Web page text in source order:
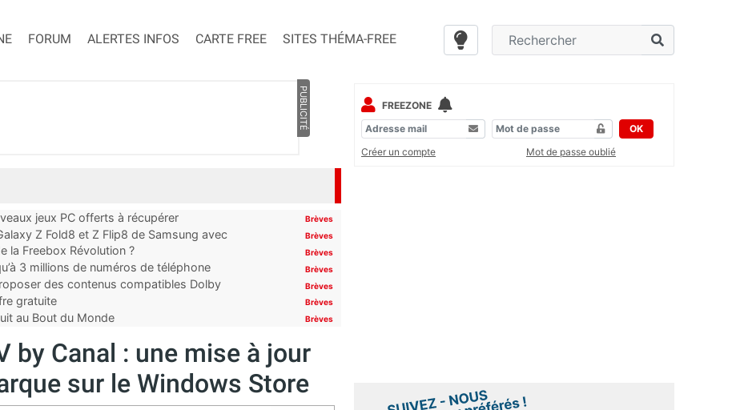
FORUM ALERTES INFOS CARTE FREE SITES THÉMA-FREE
PUBLICITÉ
jeux PC offerts à récupérer Brèves
Z Fold8 et Z Flip8 de Samsung avec
Brèves
la Freebox Révolution ? Brèves
3 millions de numéros de téléphone
Brèves
des contenus compatibles Dolby
Brèves
gratuite Brèves
au Bout du Monde Brèves
by Canal : une mise à jour
sur le Windows Store
FREEZONE
OK
Créer un compte
Mot de passe oublié